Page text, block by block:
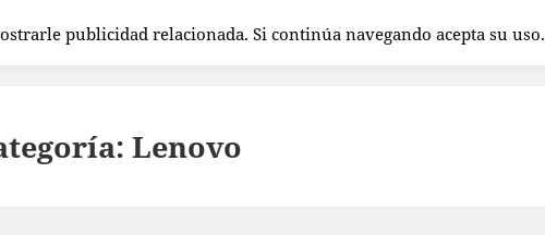
Lenovo
publicidad relacionada. Si continúa navegando acepta su uso.